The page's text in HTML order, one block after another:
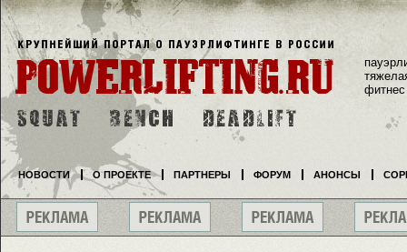
фитнес
НОВОСТИ О ПРОЕКТЕ ПАРТНЕРЫ ФОРУМ АНОНСЫ